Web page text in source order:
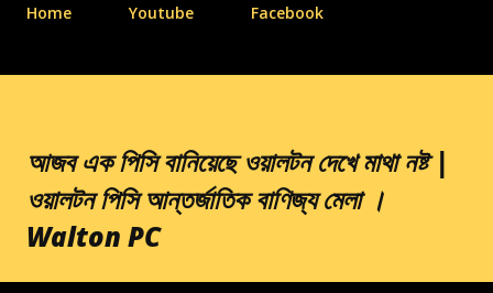
Home
Youtube Facebook
আজব এক পিসি বানিয়েছে ওয়ালটন দেখে মাথা নষ্ট |
ওয়ালটন পিসি আন্তর্জাতিক বাণিজ্য মেলা ।
Walton PC